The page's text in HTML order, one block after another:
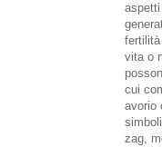
vita o
cui
avorio
zag,